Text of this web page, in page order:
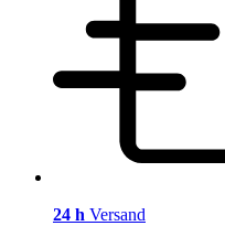
24 h Versand